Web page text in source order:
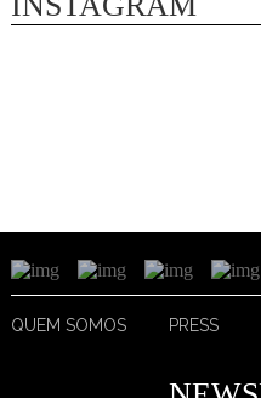
QUEM SOMOS PRESS